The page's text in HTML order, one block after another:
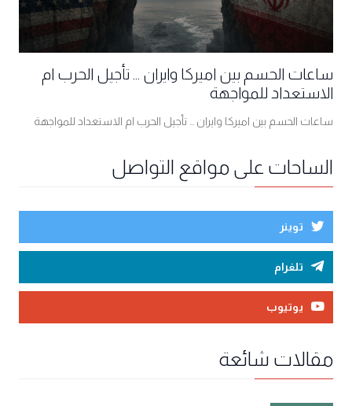
ساعات الحسم بين اميركا وايران ... تأجيل الحرب ام
الاستعداد للمواجهة
ساعات الحسم بين اميركا وايران ... تأجيل الحرب ام الاستعداد للمواجهة
الساحات على مواقع التواصل
توينر
تلغرام
يوتيوب
مقالات شائعة